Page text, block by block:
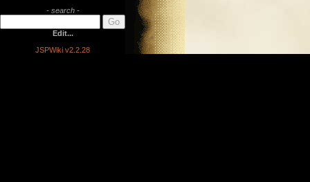
- search -
Edit...
JSPWiki v2.2.28